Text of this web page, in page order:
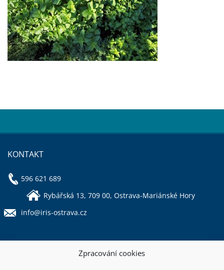
Zpracování cookies
KONTAKT
596 621 689
Rybářská 13, 709 00, Ostrava-Mariánské Hory
info@iris-ostrava.cz